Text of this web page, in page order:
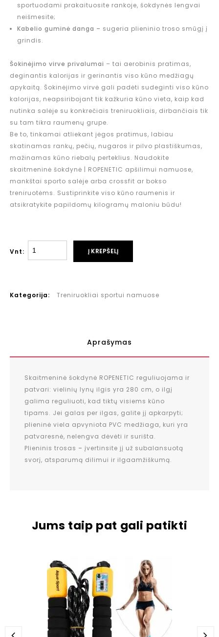
sportuodami prakaituosite rankoje, šokdynės lengvai
neišmesite;
Kabelio guminė danga – sugeria plieninio troso smūgį į
grindis.
Šokinėjimo virve privalumai – tai aerobinis pratimas,
deginantis kalorijas ir gerinantis viso kūno medžiagų
apykaitą. Šokinėjimo virvė gali padėti sudeginti viso kūno
kalorijas, neapsiribojant tik kažkuria kūno vieta, kaip kad
nutinka salėje su konkrečiais treniruokliais, dirbančiais tik
su tam tikra raumenų grupe.
Be to, tinkamai atliekant jėgos pratimus, labiau
skatinamas rankų, pečių, nugaros ir pilvo plastiškumas,
mažinamas kūno riebalų perteklius. Naudokite
skaitmeninė šokdynė | ROPENETIC apšilimui namuose,
mankštai sporto salėje arba crossfit ar bokso
treniruotėms. Sustiprinkite viso kūno raumenis ir
atsikratykite papildomų kilogramų maloniu būdu!
Vnt: Į KREPŠELĮ
Kategorija: Treniruokliai sportui namuose
Aprašymas
Skaitmeninė šokdynė ROPENETIC reguliuojama ir
patvari: vielinių lynų ilgis yra 280 cm, o ilgį
galima reguliuoti, kad tiktų visiems kūno
tipams. Jei galas per ilgas, galite jį apkarpyti;
plieninė viela apvyniota PVC medžiaga, kuri yra
patvaresnė, nelengva dėvėti ir surišta.
Plieninis trosas – įvertinsite jį už subalansuotą
svorį, atsparumą dilimui ir ilgaamžiškumą.
Jums taip pat gali patikti